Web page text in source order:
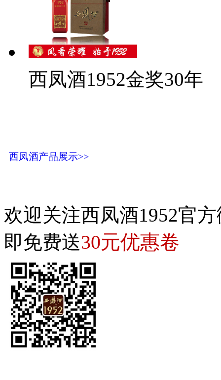
西凤酒1952金奖30年
西凤酒产品展示>>
欢迎关注西凤酒1952官
即免费送30元优惠卷